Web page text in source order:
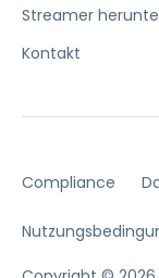
Streamer
Kontakt
Compliance